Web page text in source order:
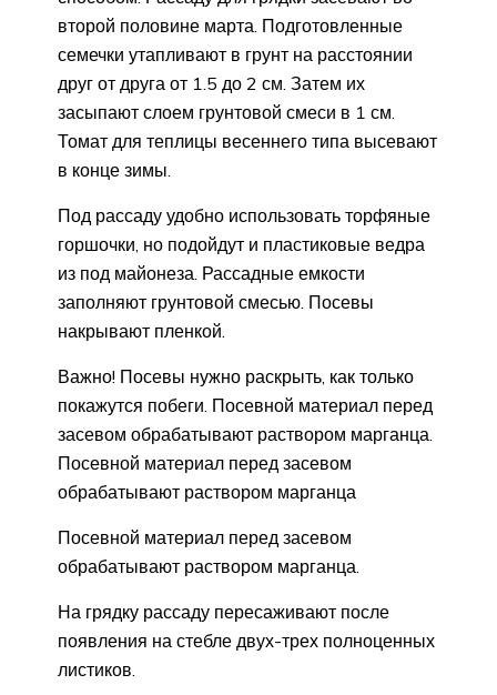
второй половине марта. Подготовленные
семечки утапливают в грунт на расстоянии
друг от друга от 1.5 до 2 см. Затем их
засыпают слоем грунтовой смеси в 1 см.
Томат для теплицы весеннего типа высевают
в конце зимы.
Под рассаду удобно использовать торфяные
горшочки, но подойдут и пластиковые ведра
из под майонеза. Рассадные емкости
заполняют грунтовой смесью. Посевы
накрывают пленкой.
Важно! Посевы нужно раскрыть, как только
покажутся побеги. Посевной материал перед
засевом обрабатывают раствором марганца.
Посевной материал перед засевом
обрабатывают раствором марганца
Посевной материал перед засевом
обрабатывают раствором марганца.
На грядку рассаду пересаживают после
появления на стебле двух-трех полноценных
листиков.